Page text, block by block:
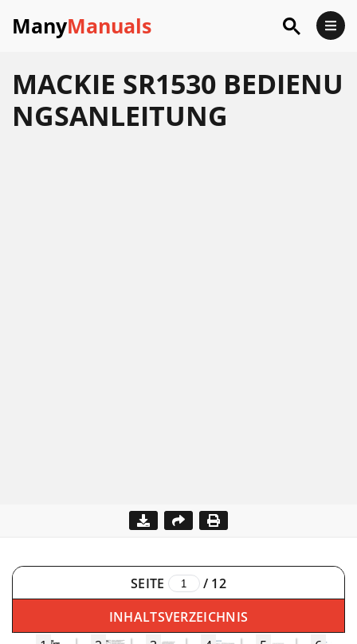
ManyManuals
MACKIE SR1530 BEDIENU
NGSANLEITUNG
SEITE / 12
INHALTSVERZEICHNIS